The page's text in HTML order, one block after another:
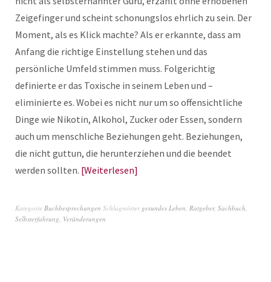
Zeigefinger und scheint schonungslos ehrlich zu sein. Der
Moment, als es Klick machte? Als er erkannte, dass am
Anfang die richtige Einstellung stehen und das
persönliche Umfeld stimmen muss. Folgerichtig
definierte er das Toxische in seinem Leben und –
eliminierte es. Wobei es nicht nur um so offensichtliche
Dinge wie Nikotin, Alkohol, Zucker oder Essen, sondern
auch um menschliche Beziehungen geht. Beziehungen,
die nicht guttun, die herunterziehen und die beendet
werden sollten. Weiterlesen
Kategorie Buchbesprechungen Schlagwörter gesundes Leben, Ratgeber, Sachbuch,
Selbsterfahrung, Veränderungen